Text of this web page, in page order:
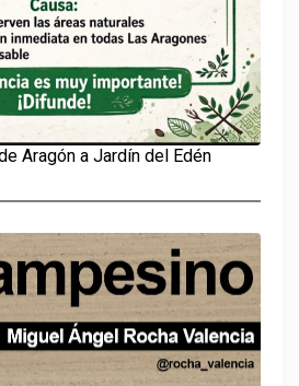
Aragón a Jardín del Edén